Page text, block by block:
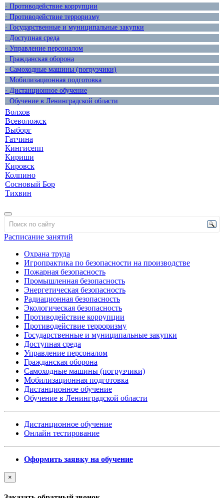
· Противодействие коррупции
· Противодействие терроризму
· Государственные и муниципальные закупки
· Доступная среда
· Управление персоналом
· Гражданская оборона
· Самоходные машины (погрузчики)
· Мобилизационная подготовка
· Дистанционное обучение
· Обучение в Ленинградской области
Волхов
Всеволожск
Выборг
Гатчина
Кингисепп
Кириши
Кировск
Колпино
Сосновый Бор
Тихвин
Расписание занятий
Охрана труда
Игропрактика по безопасности на производстве
Пожарная безопасность
Промышленная безопасность
Энергетическая безопасность
Радиационная безопасность
Экологическая безопасность
Противодействие коррупции
Противодействие терроризму
Государственные и муниципальные закупки
Доступная среда
Управление персоналом
Гражданская оборона
Самоходные машины (погрузчики)
Мобилизационная подготовка
Дистанционное обучение
Обучение в Ленинградской области
Дистанционное обучение
Онлайн тестирование
Оформить заявку на обучение
×